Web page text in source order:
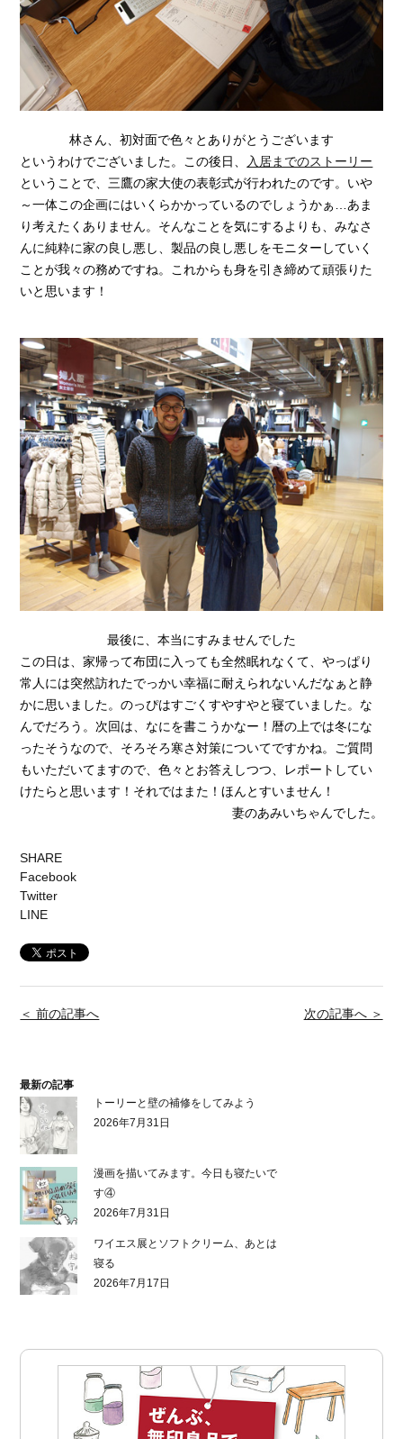
林さん、初対面で色々とありがとうございます
というわけでございました。この後日、 入居までのストーリー
ということで、三鷹の家大使の表彰式が行われたのです。いや
～一体この企画にはいくらかかっているのでしょうかぁ…あま
り考えたくありません。そんなことを気にするよりも、みなさ
んに純粋に家の良し悪し、製品の良し悪しをモニターしていく
ことが我々の務めですね。これからも身を引き締めて頑張りた
いと思います！
最後に、本当にすみませんでした
この日は、家帰って布団に入っても全然眠れなくて、やっぱり
常人には突然訪れたでっかい幸福に耐えられないんだなぁと静
かに思いました。のっぴはすごくすやすやと寝ていました。な
んでだろう。次回は、なにを書こうかなー！暦の上では冬にな
ったそうなので、そろそろ寒さ対策についてですかね。ご質問
もいただいてますので、色々とお答えしつつ、レポートしてい
けたらと思います！それではまた！ほんとすいません！
妻のあみいちゃんでした。
SHARE
Facebook
Twitter
LINE
＜ 前の記事へ 次の記事へ ＞
最新の記事
トーリーと壁の補修をしてみよう
2026年7月31日
漫画を描いてみます。今日も寝たいで
す④
2026年7月31日
ワイエス展とソフトクリーム、あとは
寝る
2026年7月17日